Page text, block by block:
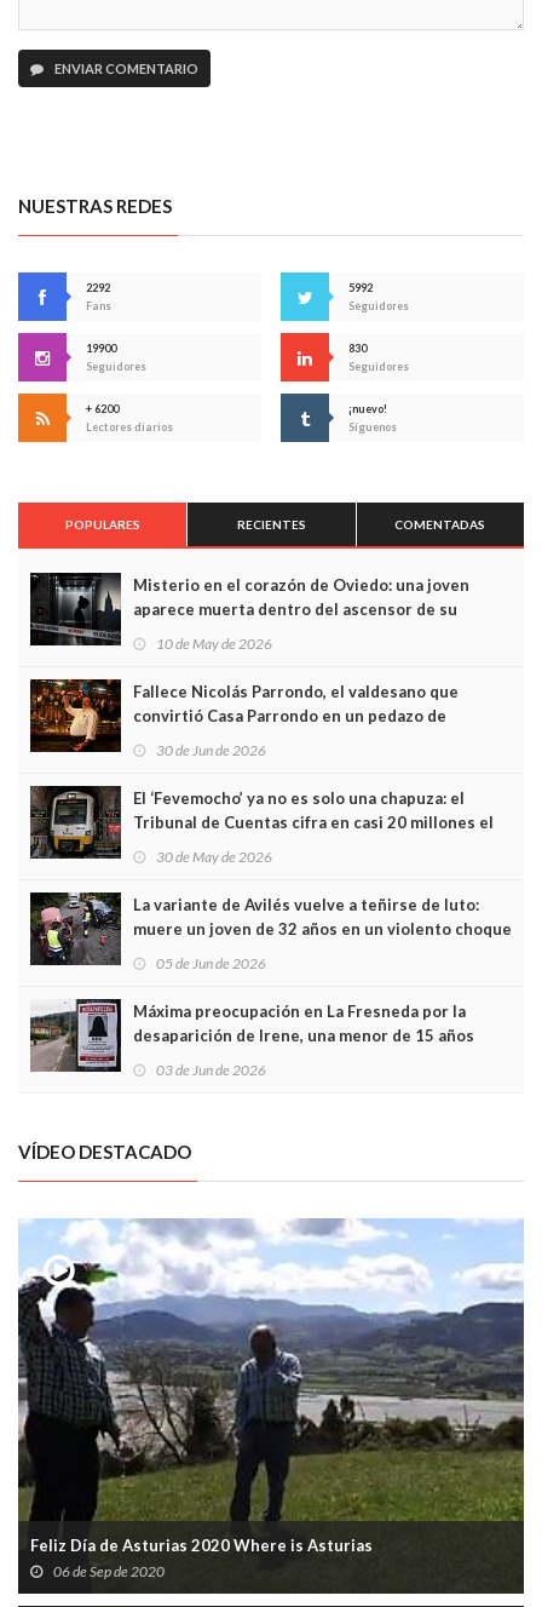
ENVIAR COMENTARIO
NUESTRAS REDES
2292
Fans
5992
Seguidores
19900
Seguidores
830
Seguidores
+ 6200
Lectores diarios
¡nuevo!
Síguenos
POPULARES RECIENTES COMENTADAS
Misterio en el corazón de Oviedo: una joven
aparece muerta dentro del ascensor de su
10 de May de 2026
Fallece Nicolás Parrondo, el valdesano que
convirtió Casa Parrondo en un pedazo de
30 de Jun de 2026
El ‘Fevemocho’ ya no es solo una chapuza: el
Tribunal de Cuentas cifra en casi 20 millones el
30 de May de 2026
La variante de Avilés vuelve a teñirse de luto:
muere un joven de 32 años en un violento choque
05 de Jun de 2026
Máxima preocupación en La Fresneda por la
desaparición de Irene, una menor de 15 años
03 de Jun de 2026
VÍDEO DESTACADO
Feliz Día de Asturias 2020 Where is Asturias
06 de Sep de 2020